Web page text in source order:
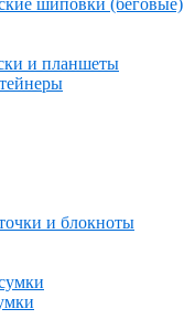
и планшеты
и блокноты